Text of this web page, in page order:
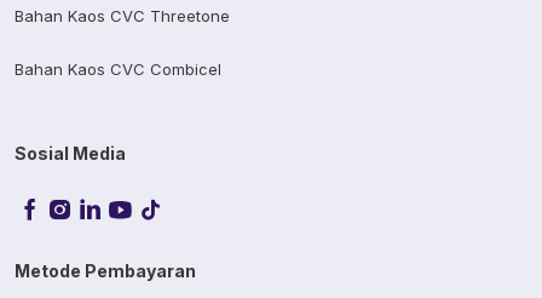
Bahan Kaos CVC Threetone
Bahan Kaos CVC Combicel
Sosial Media
Metode Pembayaran